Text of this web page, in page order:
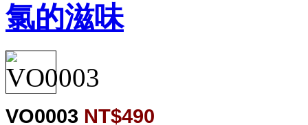
氯的滋味
VO0003 NT$490